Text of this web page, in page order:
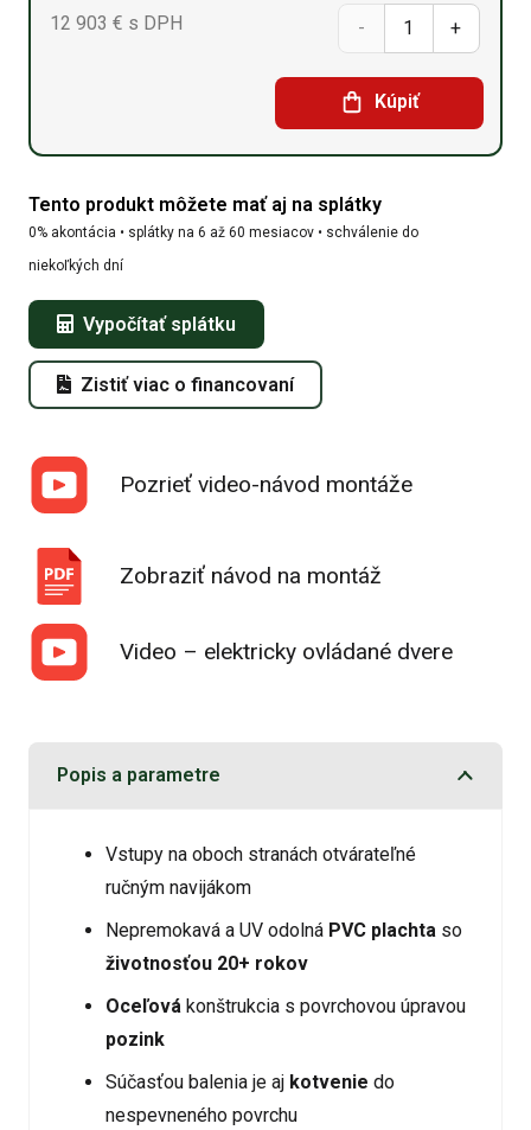
množstvo
Oblúková
hala
x
Kúpiť
12 903 € s DPH
Tento produkt môžete mať aj na splátky
0% akontácia • splátky na 6 až 60 mesiacov • schválenie do
niekoľkých dní
Vypočítať splátku
Zistiť viac o financovaní
Pozrieť video-návod montáže
Zobraziť návod na montáž
Video – elektricky ovládané dvere
Popis a parametre
Vstupy na oboch stranách otvárateľné
ručným navijákom
Nepremokavá a UV odolná PVC plachta so
životnosťou 20+ rokov
Oceľová konštrukcia s povrchovou úpravou
pozink
Súčasťou balenia je aj kotvenie do
nespevneného povrchu